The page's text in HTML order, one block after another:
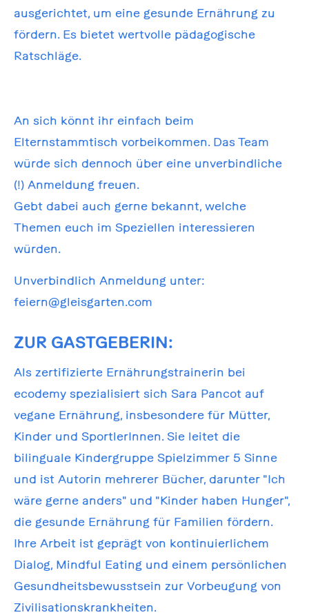
ausgerichtet, um eine gesunde Ernährung zu
fördern. Es bietet wertvolle pädagogische
Ratschläge.
An sich könnt ihr einfach beim
Elternstammtisch vorbeikommen. Das Team
würde sich dennoch über eine unverbindliche
(!) Anmeldung freuen.
Gebt dabei auch gerne bekannt, welche
Themen euch im Speziellen interessieren
würden.
Unverbindlich Anmeldung unter:
feiern@gleisgarten.com
ZUR GASTGEBERIN:
Als zertifizierte Ernährungstrainerin bei
ecodemy spezialisiert sich Sara Pancot auf
vegane Ernährung, insbesondere für Mütter,
Kinder und SportlerInnen. Sie leitet die
bilinguale Kindergruppe Spielzimmer 5 Sinne
und ist Autorin mehrerer Bücher, darunter "Ich
wäre gerne anders" und "Kinder haben Hunger",
die gesunde Ernährung für Familien fördern.
Ihre Arbeit ist geprägt von kontinuierlichem
Dialog, Mindful Eating und einem persönlichen
Gesundheitsbewusstsein zur Vorbeugung von
Zivilisationskrankheiten.